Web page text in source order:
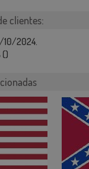
clientes:
10/2024.